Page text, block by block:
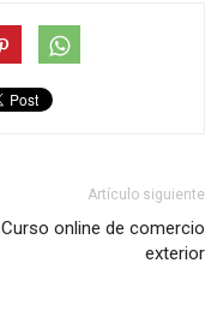
Artículo siguiente
Curso online de comercio
exterior